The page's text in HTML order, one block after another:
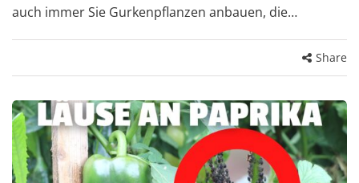
auch immer Sie Gurkenpflanzen anbauen, die…
Share